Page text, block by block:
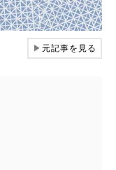
▶元記事を見る